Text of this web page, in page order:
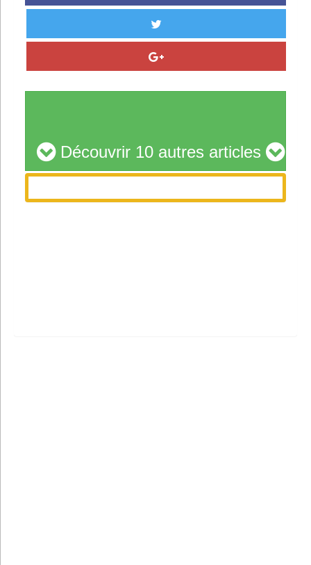
Découvrir 10 autres articles